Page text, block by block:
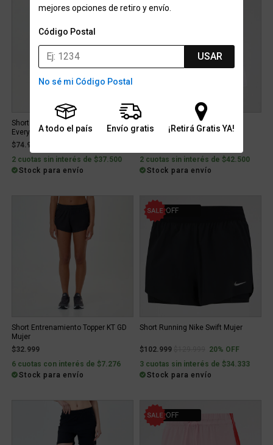
mejores opciones de retiro y envío.
Código Postal
USAR
No sé mi Código Postal
A todo el país Envío gratis ¡Retirá Gratis YA!
Short Running Under Armour
Everywhere Pro Mujer
$74.999
2 cuotas sin interés de $37.500
Stock para envío
Short adidas Soft Lux Mujer
2 cuotas sin interés de $42.500
Stock para envío
Short Entrenamiento Topper KT GD
Mujer
$32.999
6 cuotas con interés de $7.276
Stock para envío
20% OFF
Short Running Nike Swift Mujer
$102.999 Price reduced from
to20% OFF
3 cuotas sin interés de $34.333
Stock para envío
20% OFF